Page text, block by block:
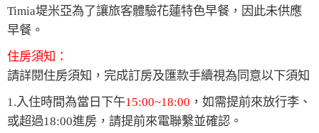
Timia堤米亞為了讓旅客體驗花蓮特色早餐，因此未供應
早餐。
住房須知：
請詳閱住房須知，完成訂房及匯款手續視為同意以下須知
1.入住時間為當日下午15:00~18:00 ，如需提前來放行李、
或超過18:00進房，請提前來電聯繫並確認。